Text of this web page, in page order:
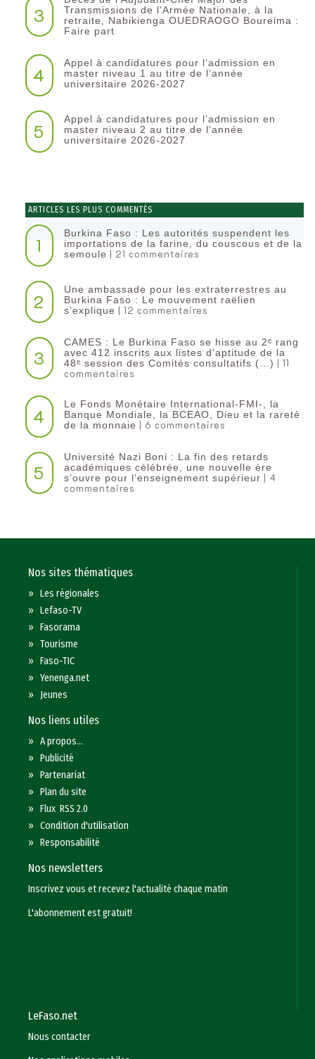
3
Transmissions de l’Armée Nationale, à la
retraite, Nabikienga OUEDRAOGO Boureima :
Faire part
4
Appel à candidatures pour l’admission en
master niveau 1 au titre de l’année
universitaire 2026-2027
5
Appel à candidatures pour l’admission en
master niveau 2 au titre de l’année
universitaire 2026-2027
ARTICLES LES PLUS COMMENTÉS
1
Burkina Faso : Les autorités suspendent les
importations de la farine, du couscous et de la
semoule | 21 commentaires
2
Une ambassade pour les extraterrestres au
Burkina Faso : Le mouvement raëlien
s’explique | 12 commentaires
3
CAMES : Le Burkina Faso se hisse au 2ᵉ rang
avec 412 inscrits aux listes d’aptitude de la
48ᵉ session des Comités consultatifs (…) | 11
commentaires
4
Le Fonds Monétaire International-FMI-, la
Banque Mondiale, la BCEAO, Dieu et la rareté
de la monnaie | 6 commentaires
5
Université Nazi Boni : La fin des retards
académiques célébrée, une nouvelle ère
s’ouvre pour l’enseignement supérieur | 4
commentaires
Nos sites thématiques
»Les régionales
»Lefaso-TV
»Fasorama
»Tourisme
»Faso-TIC
»Yenenga.net
» Jeunes
Nos liens utiles
»A propos...
»Publicité
»Partenariat
»Plan du site
»Flux RSS 2.0
»Condition d'utilisation
»Responsabilité
Nos newsletters
Inscrivez vous et recevez l'actualité chaque matin
L'abonnement est gratuit!
LeFaso.net
Nous contacter